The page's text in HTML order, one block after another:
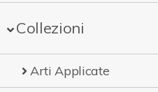
Collezioni
Arti Applicate